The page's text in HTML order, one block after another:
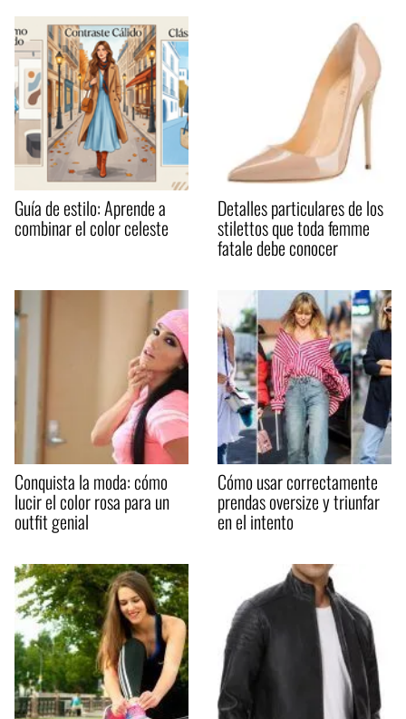
Guía de estilo: Aprende a
combinar el color celeste
Detalles particulares de los
stilettos que toda femme
fatale debe conocer
Conquista la moda: cómo
lucir el color rosa para un
outfit genial
Cómo usar correctamente
prendas oversize y triunfar
en el intento